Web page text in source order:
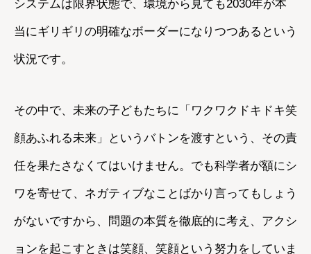
システムは限界状態で、環境から見ても2030年が本
当にギリギリの明確なボーダーになりつつあるという
状況です。
その中で、未来の子どもたちに「ワクワクドキドキ笑
顔あふれる未来」というバトンを渡すという、その責
任を果たさなくてはいけません。でも科学者が額にシ
ワを寄せて、ネガティブなことばかり言ってもしょう
がないですから、問題の本質を徹底的に考え、アクシ
ョンを起こすときは笑顔、笑顔という努力をしていま